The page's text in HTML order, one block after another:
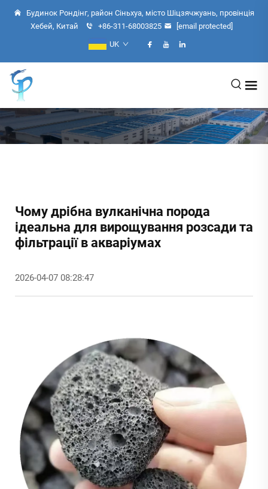
Будинок Рондінг, район Сіньхуа, місто Шіцзячжуань, провінція
Хебей, Китай
+86-311-68003825
[email protected]
UK
Чому дрібна вулканічна порода
ідеальна для вирощування розсади та
фільтрації в акваріумах
2026-04-07 08:28:47